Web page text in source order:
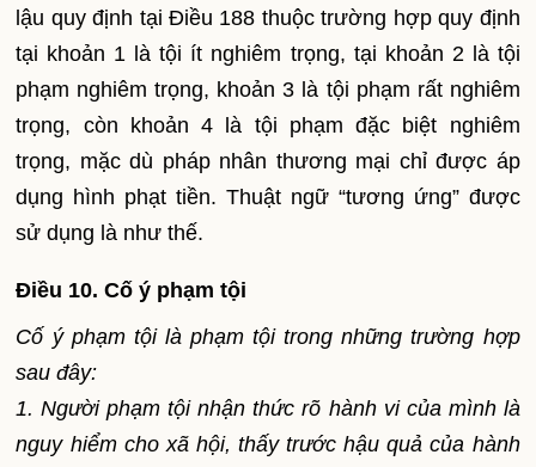
lậu quy định tại Điều 188 thuộc trường hợp quy định
tại khoản 1 là tội ít nghiêm trọng, tại khoản 2 là tội
phạm nghiêm trọng, khoản 3 là tội phạm rất nghiêm
trọng, còn khoản 4 là tội phạm đặc biệt nghiêm
trọng, mặc dù pháp nhân thương mại chỉ được áp
dụng hình phạt tiền. Thuật ngữ “tương ứng” được
sử dụng là như thế.
Điều 10. Cố ý phạm tội
Cố ý phạm tội là phạm tội trong những trường hợp
sau đây:
1. Người phạm tội nhận thức rõ hành vi của mình là
nguy hiểm cho xã hội, thấy trước hậu quả của hành